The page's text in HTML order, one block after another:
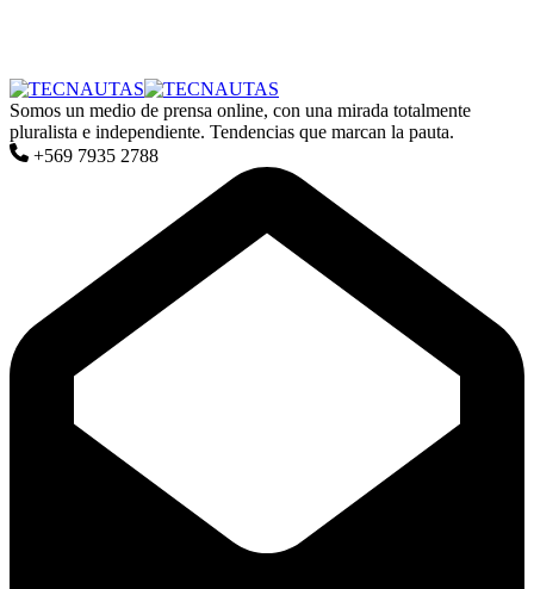
Somos un medio de prensa online, con una mirada totalmente
pluralista e independiente. Tendencias que marcan la pauta.
+569 7935 2788